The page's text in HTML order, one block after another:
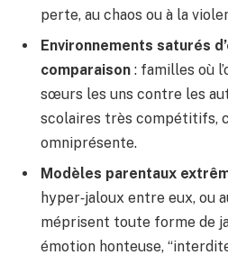
perte, au chaos ou à la
Environnements saturés
comparaison : familles où
sœurs les uns contre les
scolaires très compétitifs,
omniprésente.
Modèles parentaux
hyper‑jaloux entre eux, ou
méprisent toute forme de
émotion honteuse,